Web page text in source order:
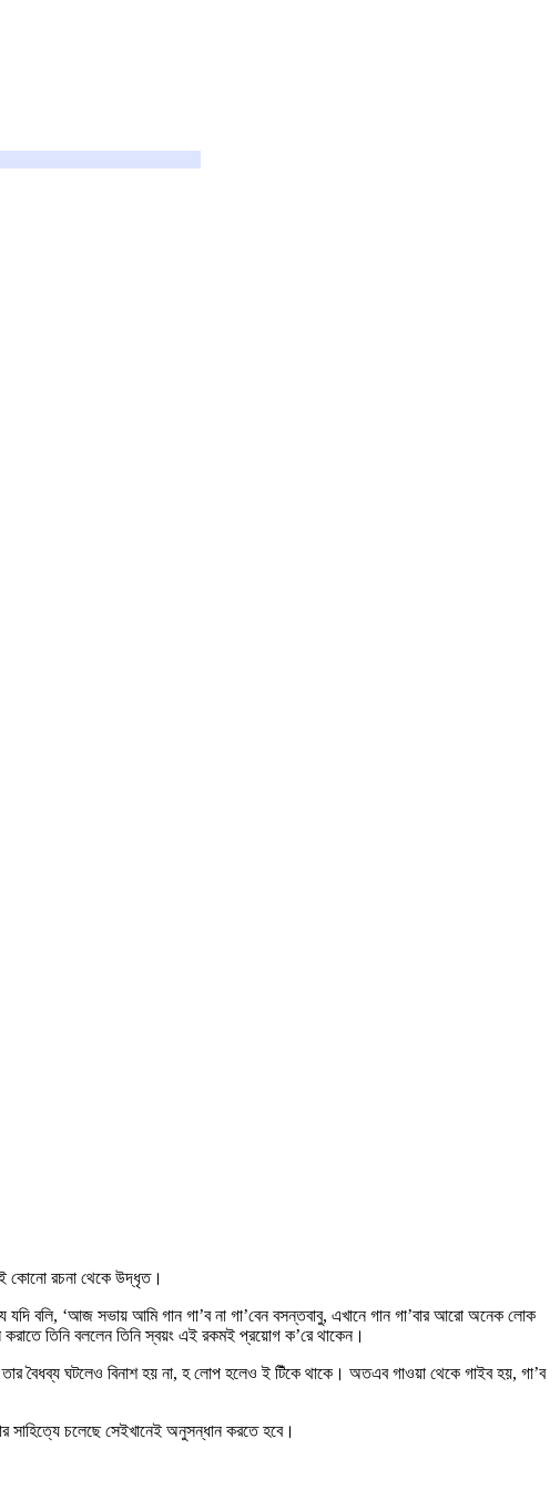
কোনো রচনা থেকে উদ্‌ধৃত।
বলি, ‘আজ সভায় আমি গান গা’ব না গা’বেন বসন্তবাবু, এখানে গান গা’বার আরো অনেক লোক
তিনি বললেন তিনি স্বয়ং এই রকমই প্রয়োগ ক’রে থাকেন।
তার বৈধব্য ঘটলেও বিনাশ হয় না, হ লোপ হলেও ই টিঁকে থাকে। অতএব গাওয়া থেকে গাইব হয়, গা’ব
সাহিত্যে চলেছে সেইখানেই অনুসন্ধান করতে হবে।